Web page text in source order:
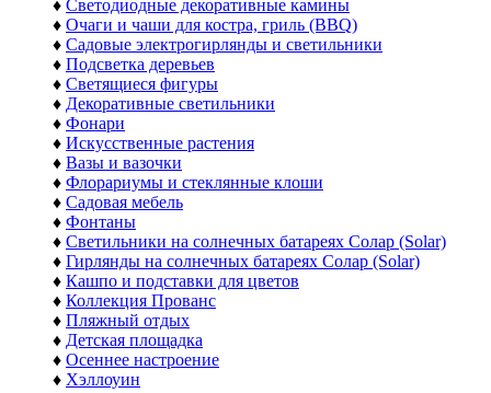
♦ Светодиодные декоративные камины
♦ Очаги и чаши для костра, гриль (BBQ)
♦ Садовые электрогирлянды и светильники
♦ Подсветка деревьев
♦ Светящиеся фигуры
♦ Декоративные светильники
♦ Фонари
♦ Искусственные растения
♦ Вазы и вазочки
♦ Флорариумы и стеклянные клоши
♦ Садовая мебель
♦ Фонтаны
♦ Светильники на солнечных батареях Солар (Solar)
♦ Гирлянды на солнечных батареях Солар (Solar)
♦ Кашпо и подставки для цветов
♦ Коллекция Прованс
♦ Пляжный отдых
♦ Детская площадка
♦ Осеннее настроение
♦ Хэллоуин